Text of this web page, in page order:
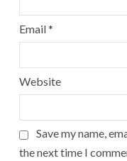
Email*
Website
Save my name,
the next time I